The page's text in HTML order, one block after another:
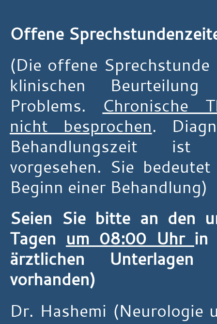
Offene
(Die offene
klinischen
Problems. Chronische
nicht besprochen.
Behandlungszeit
vorgesehen. Sie
Beginn einer Behandlung)
Seien Sie bitte an den
Tagen um 08:00 Uhr in
ärztlichen
vorhanden)
Dr. Hashemi (Neurologie